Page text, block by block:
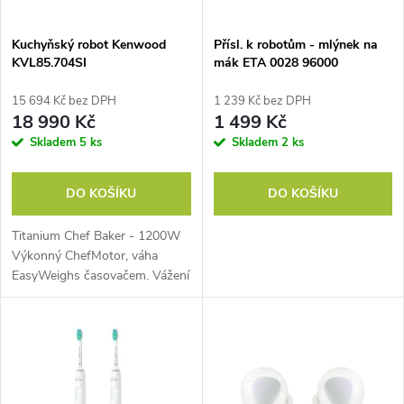
p
r
o
u
k
s
p
r
o
d
u
k
Kuchyňský robot Kenwood
KVL85.704SI
15 694 Kč bez DPH
18 990 Kč
Skladem 5 ks
DO KOŠÍKU
Titanium Chef Baker - 1200W
Výkonný ChefMotor, váha
EasyWeighs časovačem. Vážení
přímo v míse, mísy DuoBowl™,
nástavce EasyClean. Kapacita
Přísl. k robotům - mlýnek na
mák ETA 0028 96000
1 239 Kč bez DPH
1 499 Kč
Skladem 2 ks
DO KOŠÍKU